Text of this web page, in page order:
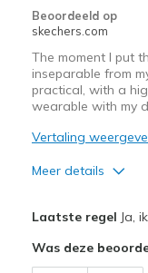
Width
Sizing
View On Shoes
Beoordeeld op
skechers.com
The moment I put
inseparable from
practical, with a
wearable with my
Vertaling
Meer details
Breathe Well
Laatste regel Ja,
Was deze